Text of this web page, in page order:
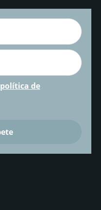
política de